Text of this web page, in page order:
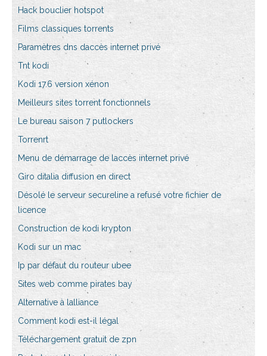
Hack bouclier hotspot
Films classiques torrents
Paramètres dns daccès internet privé
Tnt kodi
Kodi 17.6 version xénon
Meilleurs sites torrent fonctionnels
Le bureau saison 7 putlockers
Torrenrt
Menu de démarrage de laccès internet privé
Giro ditalia diffusion en direct
Désolé le serveur secureline a refusé votre fichier de
licence
Construction de kodi krypton
Kodi sur un mac
Ip par défaut du routeur ubee
Sites web comme pirates bay
Alternative à lalliance
Comment kodi est-il légal
Téléchargement gratuit de zpn